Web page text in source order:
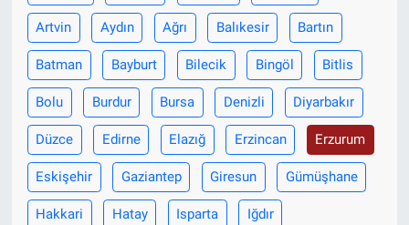
Artvin Aydın Ağrı Balıkesir Bartın
Batman Bayburt Bilecik Bingöl Bitlis
Bolu Burdur Bursa Denizli Diyarbakır
Düzce Edirne Elazığ Erzincan Erzurum
Eskişehir Gaziantep Giresun Gümüşhane
Hakkari Hatay Isparta Iğdır